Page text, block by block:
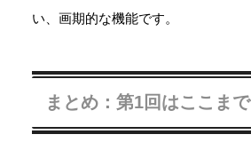
い、画期的な機能です。
まとめ：第1回はここまで